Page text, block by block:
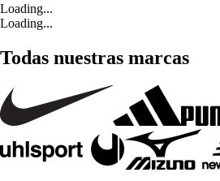
Loading...
Loading...
Todas nuestras marcas